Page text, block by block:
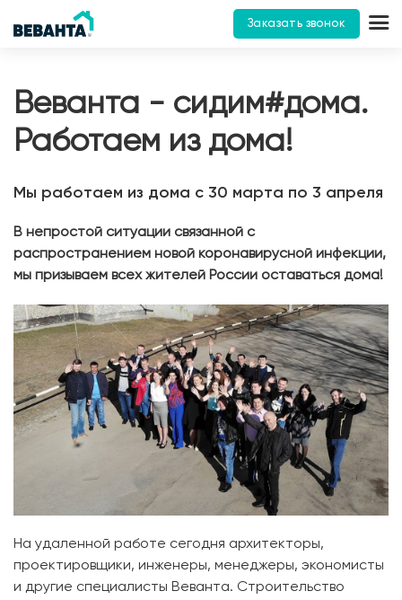
Заказать звонок
Веванта - сидим#дома.
Работаем из дома!
Мы работаем из дома с 30 марта по 3 апреля
В непростой ситуации связанной с
распространением новой коронавирусной инфекции,
мы призываем всех жителей России оставаться дома!
На удаленной работе сегодня архитекторы,
проектировщики, инженеры, менеджеры, экономисты
и другие специалисты Веванта. Строительство